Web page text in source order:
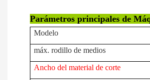
Parámetros principales de
Modelo
máx. rodillo de medios
Ancho del material de corte